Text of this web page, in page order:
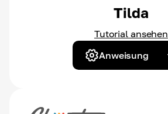
Tilda
Tutorial ansehen
Anweisung